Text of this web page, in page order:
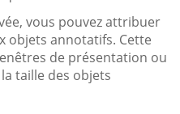
vous pouvez attribuer
objets annotatifs. Cette
de présentation ou
taille des objets